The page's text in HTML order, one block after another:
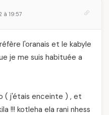
à 19:57
l'oranais et le kabyle
je me suis habituée a
( j'étais enceinte ) , et
!!! kotleha ela rani nhess